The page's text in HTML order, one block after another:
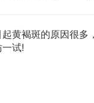
黄褐斑的原因很多
一试!